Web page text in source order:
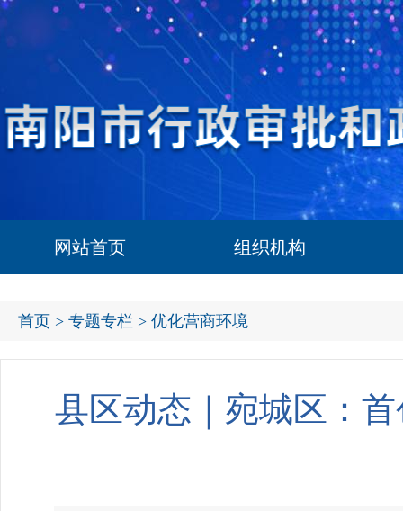
网站首页 组织机构
首页 > 专题专栏 > 优化营商环境
县区动态｜宛城区：